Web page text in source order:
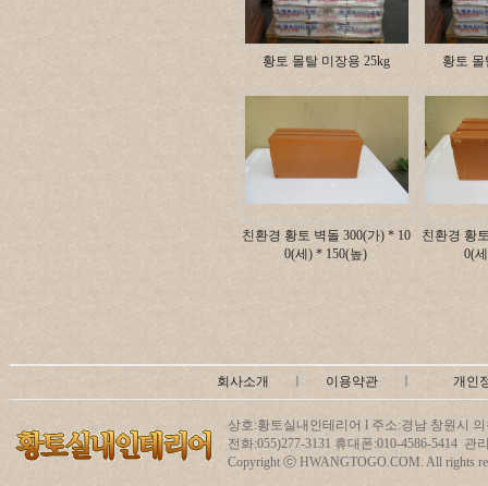
황토 몰탈 미장용 25kg 황토 몰
친환경 황토 벽돌 300(가) * 10
0(세) * 150(높)
친환경 황
0(
회사소개 이용약관 개인
상호:황토실내인테리어 l 주소:경남 창원시
전화:055)277-3131 휴대폰:010-4586-5414 관
Copyright ⓒ HWANGTOGO.COM. All rights